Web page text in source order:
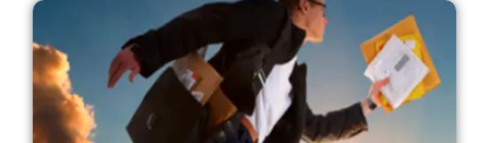
Стебник
Стоянка
Стрый
Сумы
Светловодск